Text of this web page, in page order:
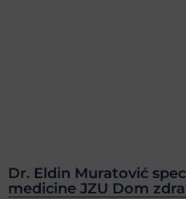
Dr. Eldin Muratović
medicine JZU Dom